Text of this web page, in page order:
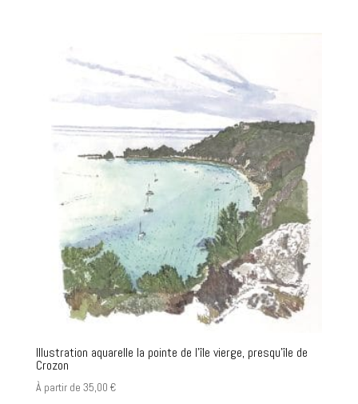
Illustration aquarelle la pointe de l’île vierge, presqu’île de
Crozon
À partir de 35,00 €